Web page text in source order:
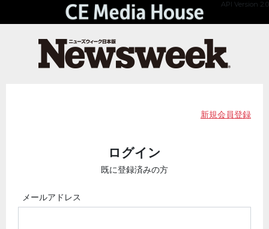
API Version 2.0
新規会員登録
ログイン
既に登録済みの方
メールアドレス